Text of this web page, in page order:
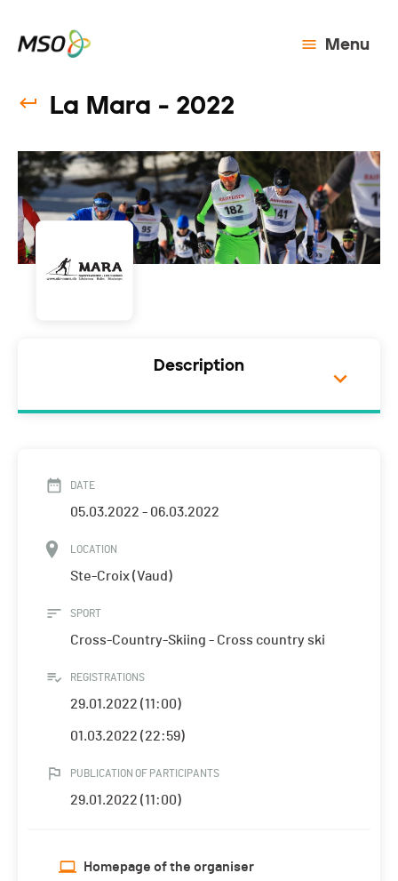
Menu
La Mara - 2022
Description
DATE
05.03.2022 - 06.03.2022
LOCATION
Ste-Croix (Vaud)
SPORT
Cross-Country-Skiing - Cross country ski
REGISTRATIONS
29.01.2022 (11:00)
01.03.2022 (22:59)
PUBLICATION OF PARTICIPANTS
29.01.2022 (11:00)
Homepage of the organiser